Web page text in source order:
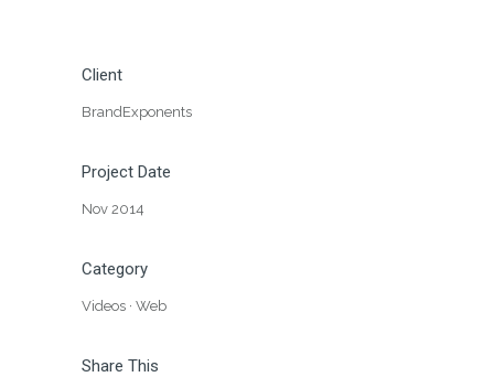
Client
BrandExponents
Project Date
Nov 2014
Category
Videos · Web
Share This